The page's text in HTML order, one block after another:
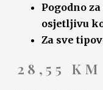
Pogodno
osjetljivu
Za sve
28,55 KM